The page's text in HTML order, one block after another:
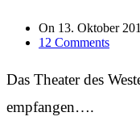
On 13. Oktober
12 Comments
Das Theater des
empfangen….